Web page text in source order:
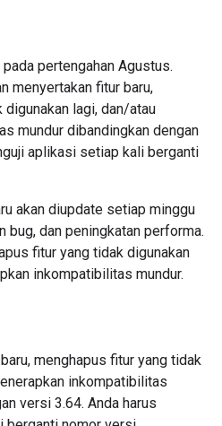
pertengahan Agustus.
menyertakan fitur baru,
lagi, dan/atau
mundur dibandingkan dengan
aplikasi setiap kali berganti
akan diupdate setiap minggu
bug, dan peningkatan performa.
fitur yang tidak digunakan
inkompatibilitas mundur.
menghapus fitur yang tidak
inkompatibilitas
versi 3.64. Anda harus